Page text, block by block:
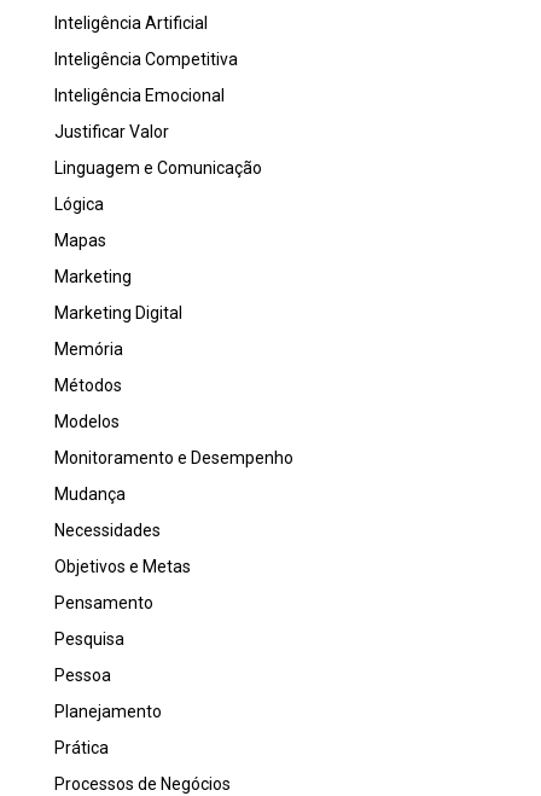
Inteligência Artificial
Inteligência Competitiva
Inteligência Emocional
Justificar Valor
Linguagem e Comunicação
Lógica
Mapas
Marketing
Marketing Digital
Memória
Métodos
Modelos
Monitoramento e Desempenho
Mudança
Necessidades
Objetivos e Metas
Pensamento
Pesquisa
Pessoa
Planejamento
Prática
Processos de Negócios